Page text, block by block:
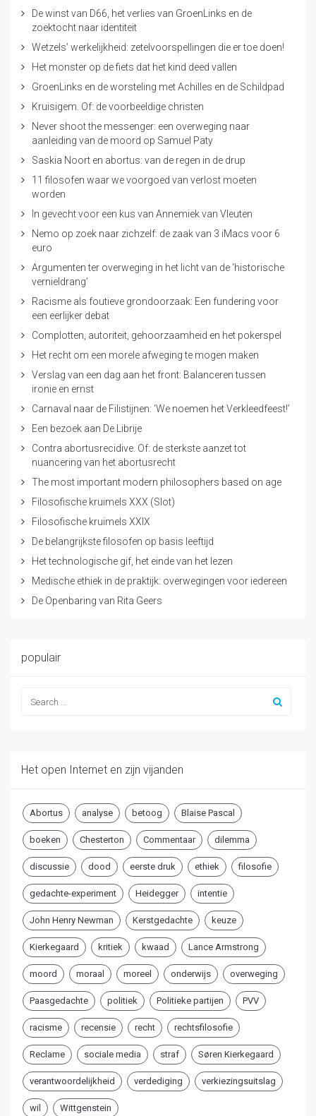
De winst van D66, het verlies van GroenLinks en de
zoektocht naar identiteit
Wetzels’ werkelijkheid: zetelvoorspellingen die er toe doen!
Het monster op de fiets dat het kind deed vallen
GroenLinks en de worsteling met Achilles en de Schildpad
Kruisigem. Of: de voorbeeldige christen
Never shoot the messenger: een overweging naar
aanleiding van de moord op Samuel Paty
Saskia Noort en abortus: van de regen in de drup
11 filosofen waar we voorgoed van verlost moeten
worden
In gevecht voor een kus van Annemiek van Vleuten
Nemo op zoek naar zichzelf: de zaak van 3 iMacs voor 6
euro
Argumenten ter overweging in het licht van de ‘historische
vernieldrang’
Racisme als foutieve grondoorzaak: Een fundering voor
een eerlijker debat
Complotten, autoriteit, gehoorzaamheid en het pokerspel
Het recht om een morele afweging te mogen maken
Verslag van een dag aan het front: Balanceren tussen
ironie en ernst
Carnaval naar de Filistijnen: ‘We noemen het Verkleedfeest!’
Een bezoek aan De Librije
Contra abortusrecidive. Of: de sterkste aanzet tot
nuancering van het abortusrecht
The most important modern philosophers based on age
Filosofische kruimels XXX (Slot)
Filosofische kruimels XXIX
De belangrijkste filosofen op basis leeftijd
Het technologische gif, het einde van het lezen
Medische ethiek in de praktijk: overwegingen voor iedereen
De Openbaring van Rita Geers
populair
Het open Internet en zijn vijanden
Abortus analyse betoog Blaise Pascal
boeken Chesterton Commentaar dilemma
discussie dood eerste druk ethiek filosofie
gedachte-experiment Heidegger intentie
John Henry Newman Kerstgedachte keuze
Kierkegaard kritiek kwaad Lance Armstrong
moord moraal moreel onderwijs overweging
Paasgedachte politiek Politieke partijen PVV
racisme recensie recht rechtsfilosofie
Reclame sociale media straf Søren Kierkegaard
verantwoordelijkheid verdediging verkiezingsuitslag
wil Wittgenstein